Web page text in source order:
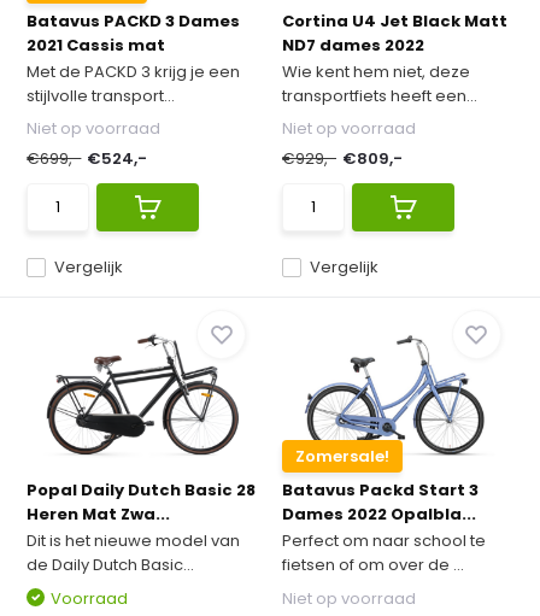
Batavus PACKD 3 Dames
2021 Cassis mat
Met de PACKD 3 krijg je een
stijlvolle transport...
Vergelijk
Niet op voorraad
€699,- €524,-
Cortina U4 Jet Black Matt
ND7 dames 2022
Wie kent hem niet, deze
transportfiets heeft een...
Vergelijk
Niet op voorraad
€929,- €809,-
Popal Daily Dutch Basic 28
Heren Mat Zwa...
Dit is het nieuwe model van
de Daily Dutch Basic...
Voorraad
Zomersale!
Batavus Packd Start 3
Dames 2022 Opalbla...
Perfect om naar school te
fietsen of om over de ...
Niet op voorraad